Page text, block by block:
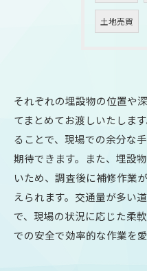
土地売買
それぞれの埋設物の位置や
てまとめてお渡しいたしま
ることで、現場での余分な
期待できます。また、埋設
いため、調査後に補修作業
えられます。交通量が多い
で、現場の状況に応じた柔
での安全で効率的な作業を愛